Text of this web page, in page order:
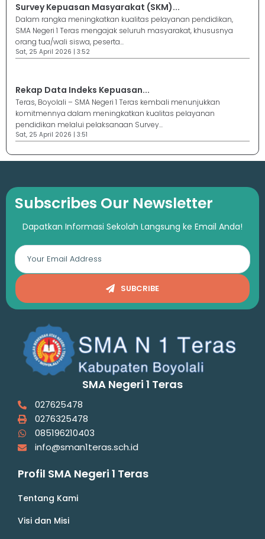
Survey Kepuasan Masyarakat (SKM)...
Dalam rangka meningkatkan kualitas pelayanan pendidikan,
SMA Negeri 1 Teras mengajak seluruh masyarakat, khususnya
orang tua/wali siswa, peserta...
Sat, 25 April 2026 | 3:52
Rekap Data Indeks Kepuasan...
Teras, Boyolali – SMA Negeri 1 Teras kembali menunjukkan
komitmennya dalam meningkatkan kualitas pelayanan
pendidikan melalui pelaksanaan Survey...
Sat, 25 April 2026 | 3:51
Subscribes Our Newsletter
Dapatkan Informasi Sekolah Langsung ke Email Anda!
SUBCRIBE
SMA Negeri 1 Teras
027625478
0276325478
085196210403
info@sman1teras.sch.id
Profil SMA Negeri 1 Teras
Tentang Kami
Visi dan Misi